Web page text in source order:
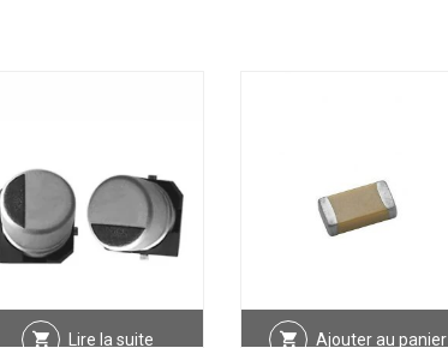
Lire la suite Ajouter au panier